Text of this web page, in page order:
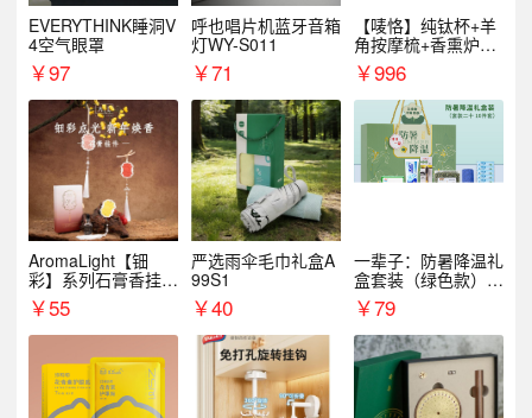
EVERYTHINK睡洞V
4空气眼罩
￥97
呼也唱片机蓝牙音箱
灯WY-S011
￥71
【唛恪】纯钛杯+羊
角按摩梳+香熏炉
+气垫梳
￥996
AromaLight【钿
彩】系列石膏香挂
（代发香味随机）
￥55
严选雨伞毛巾礼盒A
99S1
￥40
一辈子：防暑降温礼
盒套装（绿色款）支
持自由搭配
￥79